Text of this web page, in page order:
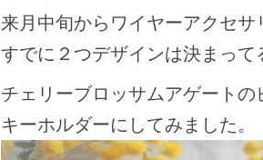
来月中旬からワイヤーアクセ
すでに２つデザインは決まっ
チェリーブロッサムアゲート
キーホルダーにしてみました。